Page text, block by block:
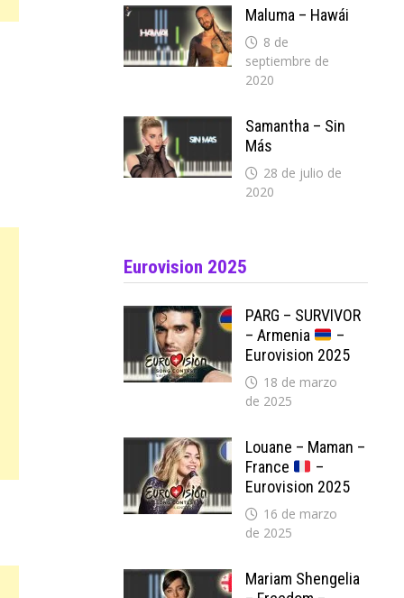
Maluma – Hawái
8 de
septiembre de
2020
Samantha – Sin
Más
28 de julio de
2020
Eurovision 2025
PARG – SURVIVOR
– Armenia
–
Eurovision 2025
18 de marzo
de 2025
Louane – Maman –
France
–
Eurovision 2025
16 de marzo
de 2025
Mariam Shengelia